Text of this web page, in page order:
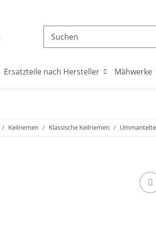
Ersatzteile nach Hersteller Mähwerke
Keilriemen Klassische Keilriemen